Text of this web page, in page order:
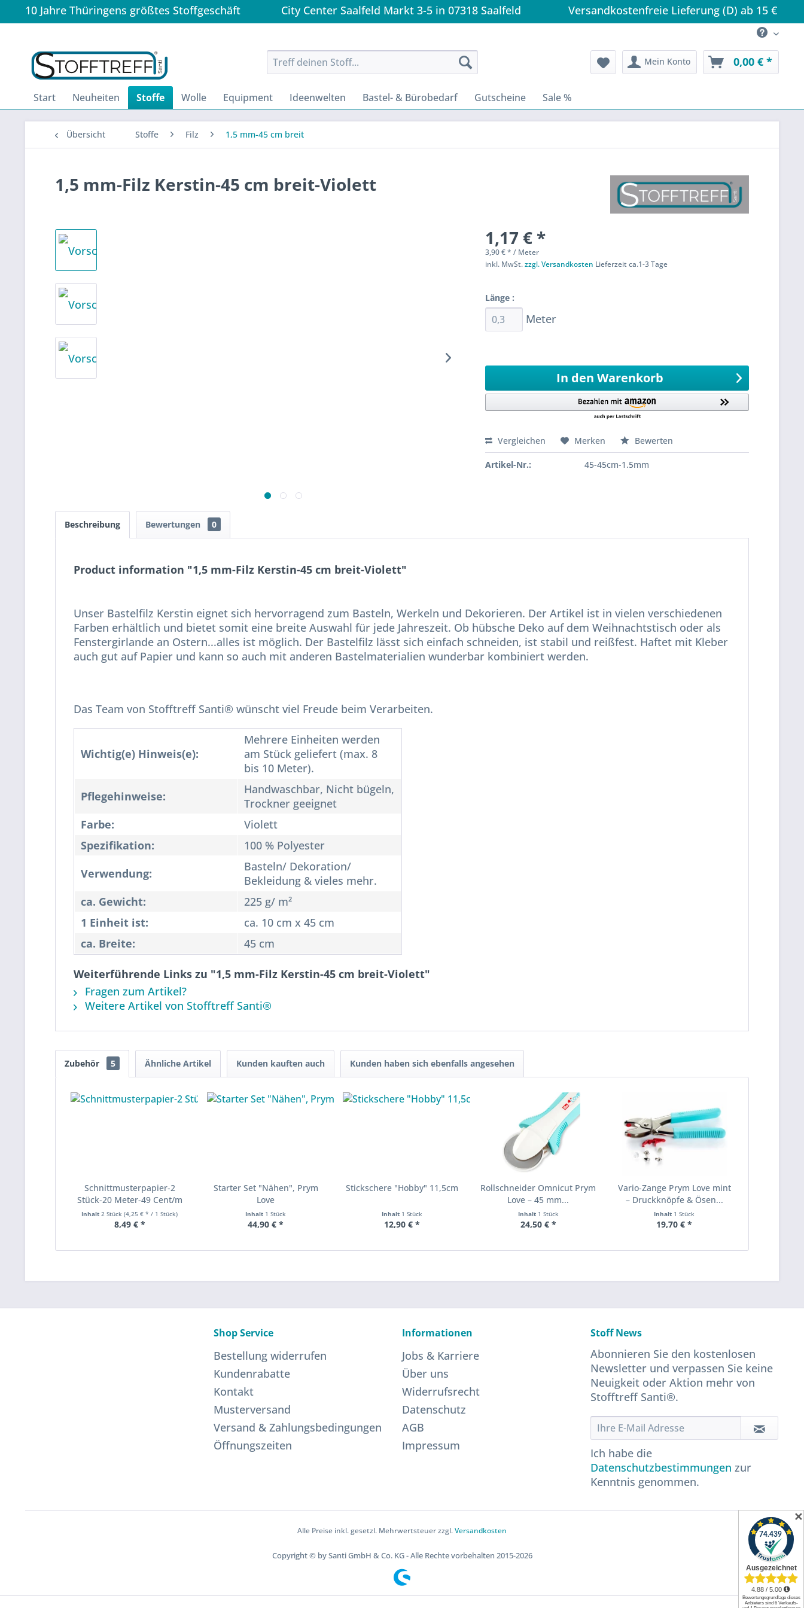
10 Jahre Thüringens größtes Stoffgeschäft City Center Saalfeld Markt 3-5 in 07318 Saalfeld Versandkostenfreie Lieferung (D) ab 15 €
Mein Konto 0,00 € *
Start Neuheiten Stoffe Wolle Equipment Ideenwelten Bastel- & Bürobedarf Gutscheine Sale %
Übersicht Stoffe Filz 1,5 mm-45 cm breit
1,5 mm-Filz Kerstin-45 cm breit-Violett
1,17 € *
3,90 € * / Meter
inkl. MwSt.zzgl. Versandkosten Lieferzeit ca.1-3 Tage
Länge :
Meter
In den Warenkorb
Vergleichen Merken Bewerten
Artikel-Nr.: 45-45cm-1.5mm
Beschreibung Bewertungen 0
Product information "1,5 mm-Filz Kerstin-45 cm breit-Violett"
Unser Bastelfilz Kerstin eignet sich hervorragend zum Basteln, Werkeln und Dekorieren. Der Artikel ist in vielen verschiedenen
Farben erhältlich und bietet somit eine breite Auswahl für jede Jahreszeit. Ob hübsche Deko auf dem Weihnachtstisch oder als
Fenstergirlande an Ostern...alles ist möglich. Der Bastelfilz lässt sich einfach schneiden, ist stabil und reißfest. Haftet mit Kleber
auch gut auf Papier und kann so auch mit anderen Bastelmaterialien wunderbar kombiniert werden.
Das Team von Stofftreff Santi® wünscht viel Freude beim Verarbeiten.
Wichtig(e) Hinweis(e):
Mehrere Einheiten werden
am Stück geliefert (max. 8
bis 10 Meter).
Pflegehinweise:
Handwaschbar, Nicht bügeln,
Trockner geeignet
Farbe:
Violett
Spezifikation:
100 % Polyester
Verwendung:
Basteln/ Dekoration/
Bekleidung & vieles mehr.
ca. Gewicht:
225 g/ m²
1 Einheit ist:
ca. 10 cm x 45 cm
ca. Breite:
45 cm
Weiterführende Links zu "1,5 mm-Filz Kerstin-45 cm breit-Violett"
Fragen zum Artikel?
Weitere Artikel von Stofftreff Santi®
Zubehör 5 Ähnliche Artikel Kunden kauften auch Kunden haben sich ebenfalls angesehen
Schnittmusterpapier-2
Stück-20 Meter-49 Cent/m
Inhalt2 Stück(4,25 € * / 1 Stück)
8,49 € *
Starter Set "Nähen", Prym
Love
Inhalt 1 Stück
44,90 € *
Stickschere "Hobby" 11,5cm
Inhalt 1 Stück
12,90 € *
Rollschneider Omnicut Prym
Love – 45 mm...
Inhalt 1 Stück
24,50 € *
Vario-Zange Prym Love mint
– Druckknöpfe & Ösen...
Inhalt 1 Stück
19,70 € *
Shop Service
Bestellung widerrufen
Kundenrabatte
Kontakt
Musterversand
Versand & Zahlungsbedingungen
Öffnungszeiten
Informationen
Jobs & Karriere
Über uns
Widerrufsrecht
Datenschutz
AGB
Impressum
Stoff News
Abonnieren Sie den kostenlosen
Newsletter und verpassen Sie keine
Neuigkeit oder Aktion mehr von
Stofftreff Santi®.
Ich habe die
Datenschutzbestimmungen zur
Kenntnis genommen.
Alle Preise inkl. gesetzl. Mehrwertsteuer zzgl.Versandkosten
Copyright © by Santi GmbH & Co. KG - Alle Rechte vorbehalten 2015-2026
✕